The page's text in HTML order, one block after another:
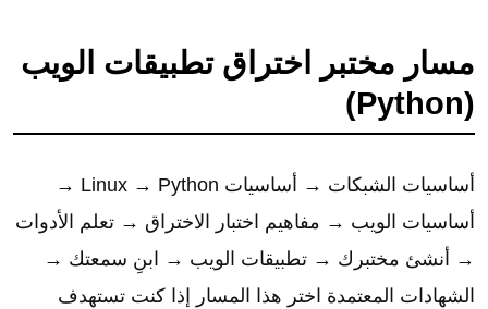
مسار مختبر اختراق تطبيقات الويب
(Python)
أساسيات الشبكات → أساسيات Linux → Python →
أساسيات الويب → مفاهيم اختبار الاختراق → تعلم الأدوات
→ أنشئ مختبرك → تطبيقات الويب → ابنِ سمعتك →
الشهادات المعتمدة اختر هذا المسار إذا كنت تستهدف